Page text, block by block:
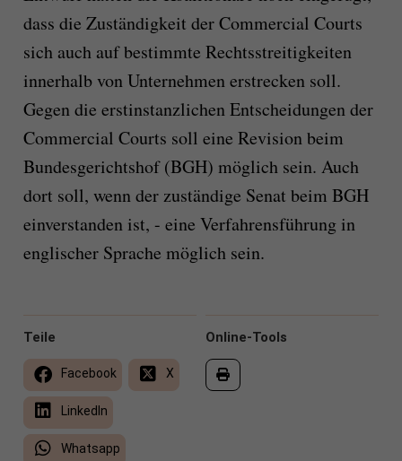
dass die Zuständigkeit der Commercial Courts
sich auch auf bestimmte Rechtsstreitigkeiten
innerhalb von Unternehmen erstrecken soll.
Gegen die erstinstanzlichen Entscheidungen der
Commercial Courts soll eine Revision beim
Bundesgerichtshof (BGH) möglich sein. Auch
dort soll, wenn der zuständige Senat beim BGH
einverstanden ist, - eine Verfahrensführung in
englischer Sprache möglich sein.
Online-Tools
Teile
Facebook X
LinkedIn
Whatsapp